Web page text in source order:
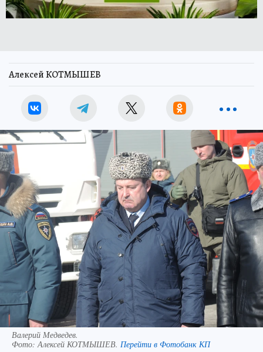
Алексей КОТМЫШЕВ
Валерий Медведев.
Фото:Алексей КОТМЫШЕВ. Перейти в Фотобанк КП